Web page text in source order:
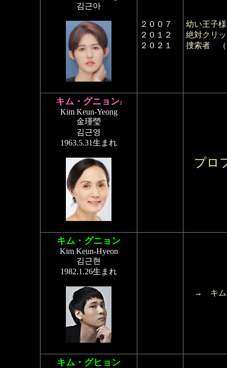
김근아
２００７
２０１２
２０２１
幼い王子様
絶対クリ
捜索者（
キム・グニョン2
Kim Keun-Yeong
金瑾瑩
김근영
1963.5.31生まれ
プロ
キム・グニョン
Kim Keun-Hyeon
김근현
1982.1.26生まれ
→ キ
キム・グヒョン